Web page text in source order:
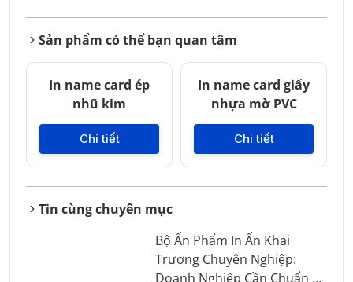
Sản phẩm có thể bạn quan tâm
In name card ép
nhũ kim
Chi tiết
In name card giấy
nhựa mờ PVC
Chi tiết
Tin cùng chuyên mục
Bộ Ấn Phẩm In Ấn Khai
Trương Chuyên Nghiệp:
Doanh Nghiệp Cần Chuẩn Bị